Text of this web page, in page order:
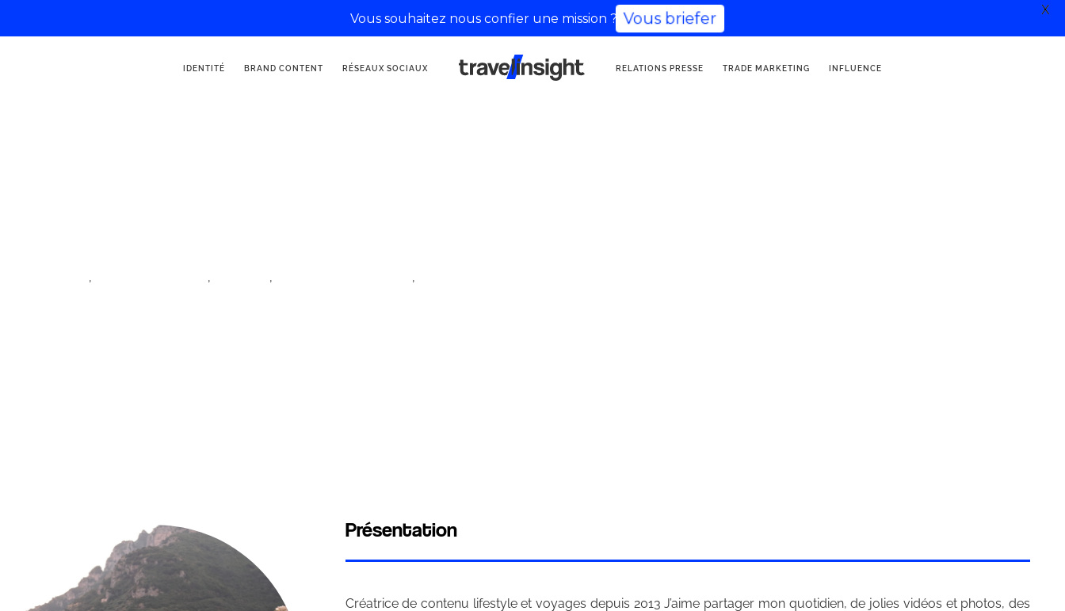
IDENTITÉ BRAND CONTENT RÉSEAUX SOCIAUX
AGENCE DE
COMMUNICATION
RELATIONS PRESSE TRADE MARKETING INFLUENCE
, , , ,
Présentation
Créatrice de contenu lifestyle et voyages depuis 2013 J’aime partager mon quotidien, de jolies vidéos et photos, des
Vous souhaitez nous confier une mission ? Vous briefer
X